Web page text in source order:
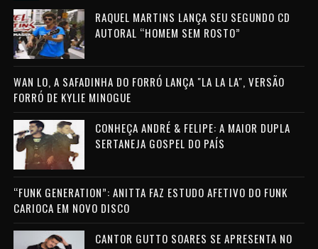
RAQUEL MARTINS LANÇA SEU SEGUNDO CD
AUTORAL “HOMEM SEM ROSTO”
WAN LO, A SAFADINHA DO FORRÓ LANÇA "LA LA LA", VERSÃO
FORRÓ DE KYLIE MINOGUE
CONHEÇA ANDRÉ & FELIPE: A MAIOR DUPLA
SERTANEJA GOSPEL DO PAÍS
“FUNK GENERATION”: ANITTA FAZ ESTUDO AFETIVO DO FUNK
CARIOCA EM NOVO DISCO
CANTOR GUTTO SOARES SE APRESENTA NO